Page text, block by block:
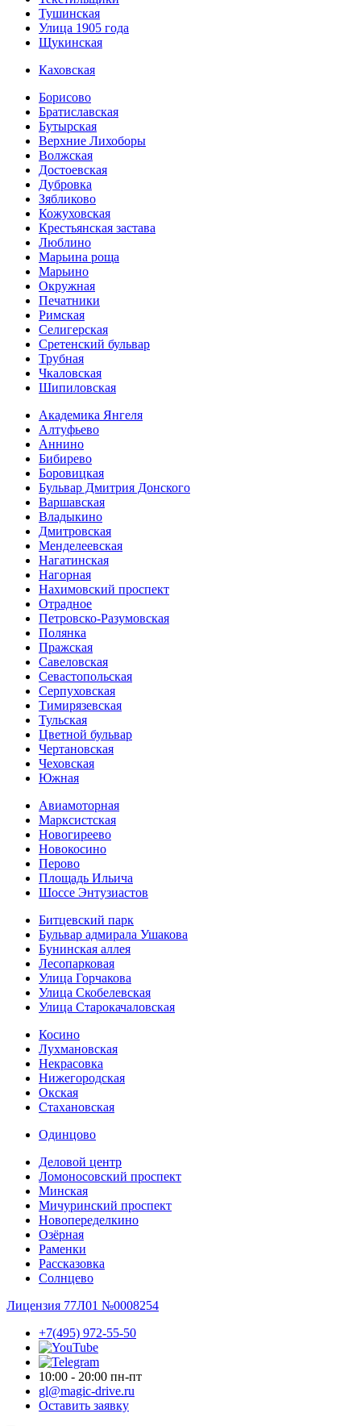
Тушинская
Улица 1905 года
Щукинская
Каховская
Борисово
Братиславская
Бутырская
Верхние Лихоборы
Волжская
Достоевская
Дубровка
Зябликово
Кожуховская
Крестьянская застава
Люблино
Марьина роща
Марьино
Окружная
Печатники
Римская
Селигерская
Сретенский бульвар
Трубная
Чкаловская
Шипиловская
Академика Янгеля
Алтуфьево
Аннино
Бибирево
Боровицкая
Бульвар Дмитрия Донского
Варшавская
Владыкино
Дмитровская
Менделеевская
Нагатинская
Нагорная
Нахимовский проспект
Отрадное
Петровско-Разумовская
Полянка
Пражская
Савеловская
Севасто­польская
Серпуховская
Тимирязевская
Тульская
Цветной бульвар
Чертановская
Чеховская
Южная
Авиамоторная
Марксистская
Новогиреево
Новокосино
Перово
Площадь Ильича
Шоссе Энтузиастов
Битцевский парк
Бульвар адмирала Ушакова
Бунинская аллея
Лесопарковая
Улица Горчакова
Улица Скобелевская
Улица Старокача­ловская
Косино
Лухмановская
Некрасовка
Нижегородская
Окская
Стахановская
Одинцово
Деловой центр
Ломоносовский проспект
Минская
Мичуринский проспект
Новопере­делкино
Озёрная
Раменки
Рассказовка
Солнцево
Лицензия 77Л01 №0008254
+7(495) 972-55-50
10:00 - 20:00 пн-пт
gl@magic-drive.ru
Оставить заявку